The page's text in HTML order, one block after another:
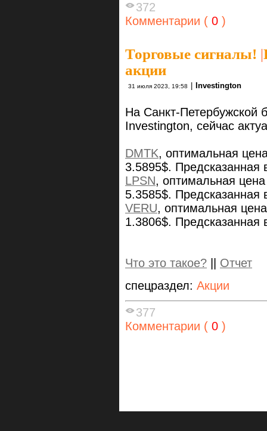
372
Комментарии ( 0 )
Торговые сигналы! |
акции
31 июля 2023, 19:58 Investington
На Санкт-Петербужской
Investington, сейчас
DMTK, оптимальная
3.5895$. Предсказанная
LPSN, оптимальная
5.3585$. Предсказанная
VERU, оптимальная
1.3806$. Предсказанная
Что это такое?
Отчет
спецраздел: Акции
377
Комментарии ( 0 )